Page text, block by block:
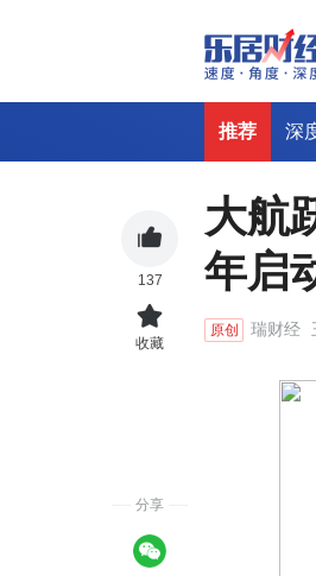
推荐 深
大航
年启
原创 瑞财经
137
收藏
分享